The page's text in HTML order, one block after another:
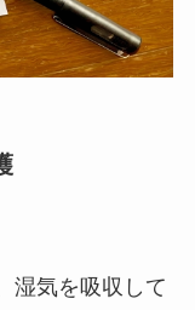
湿気を吸収して